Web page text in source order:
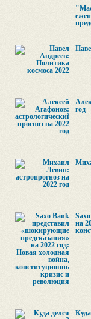
год
на